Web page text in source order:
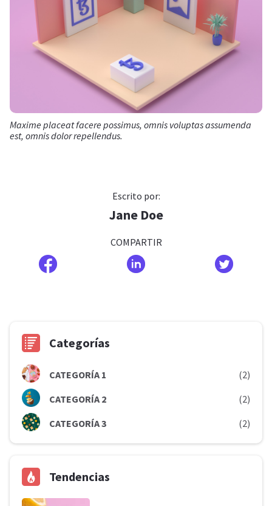
Maxime placeat facere possimus, omnis voluptas assumenda
est, omnis dolor repellendus.
Escrito por:
Jane Doe
COMPARTIR
Categorías
CATEGORÍA 1
(2)
CATEGORÍA 2
(2)
CATEGORÍA 3
(2)
Tendencias